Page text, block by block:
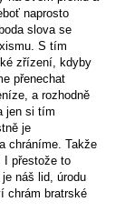
naprosto
slova se
S tím
zřízení, kdyby
přenechat
a rozhodně
jen si tím
je
chráníme. Takže
I přestože to
náš lid, úrodu
chrám bratrské